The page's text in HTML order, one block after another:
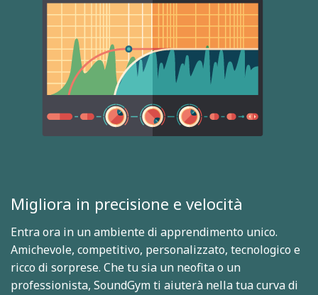
Migliora in precisione e velocità
Entra ora in un ambiente di apprendimento unico.
Amichevole, competitivo, personalizzato, tecnologico e
ricco di sorprese. Che tu sia un neofita o un
professionista, SoundGym ti aiuterà nella tua curva di